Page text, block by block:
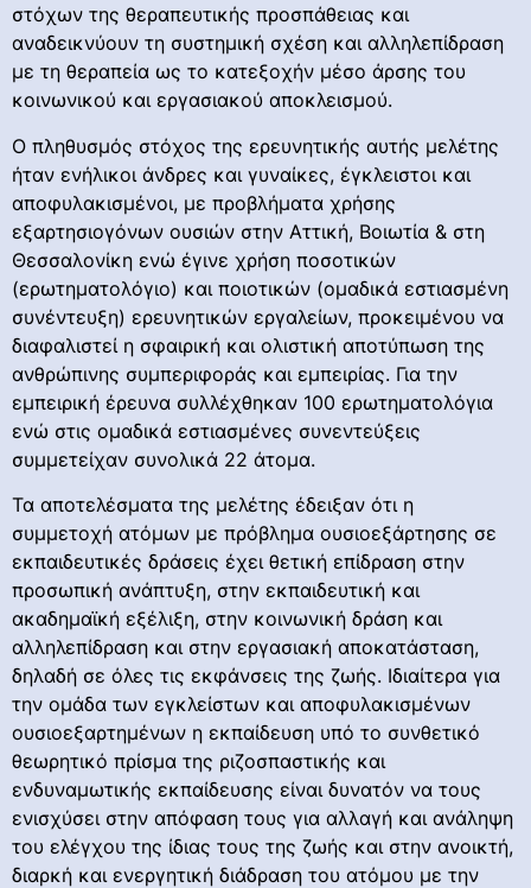
στόχων της θεραπευτικής προσπάθειας και
αναδεικνύουν τη συστημική σχέση και αλληλεπίδραση
με τη θεραπεία ως το κατεξοχήν μέσο άρσης του
κοινωνικού και εργασιακού αποκλεισμού.
Ο πληθυσμός στόχος της ερευνητικής αυτής μελέτης
ήταν ενήλικοι άνδρες και γυναίκες, έγκλειστοι και
αποφυλακισμένοι, με προβλήματα χρήσης
εξαρτησιογόνων ουσιών στην Αττική, Βοιωτία & στη
Θεσσαλονίκη ενώ έγινε χρήση ποσοτικών
(ερωτηματολόγιο) και ποιοτικών (ομαδικά εστιασμένη
συνέντευξη) ερευνητικών εργαλείων, προκειμένου να
διαφαλιστεί η σφαιρική και ολιστική αποτύπωση της
ανθρώπινης συμπεριφοράς και εμπειρίας. Για την
εμπειρική έρευνα συλλέχθηκαν 100 ερωτηματολόγια
ενώ στις ομαδικά εστιασμένες συνεντεύξεις
συμμετείχαν συνολικά 22 άτομα.
Τα αποτελέσματα της μελέτης έδειξαν ότι η
συμμετοχή ατόμων με πρόβλημα ουσιοεξάρτησης σε
εκπαιδευτικές δράσεις έχει θετική επίδραση στην
προσωπική ανάπτυξη, στην εκπαιδευτική και
ακαδημαϊκή εξέλιξη, στην κοινωνική δράση και
αλληλεπίδραση και στην εργασιακή αποκατάσταση,
δηλαδή σε όλες τις εκφάνσεις της ζωής. Ιδιαίτερα για
την ομάδα των εγκλείστων και αποφυλακισμένων
ουσιοεξαρτημένων η εκπαίδευση υπό το συνθετικό
θεωρητικό πρίσμα της ριζοσπαστικής και
ενδυναμωτικής εκπαίδευσης είναι δυνατόν να τους
ενισχύσει στην απόφαση τους για αλλαγή και ανάληψη
του ελέγχου της ίδιας τους της ζωής και στην ανοικτή,
διαρκή και ενεργητική διάδραση του ατόμου με την